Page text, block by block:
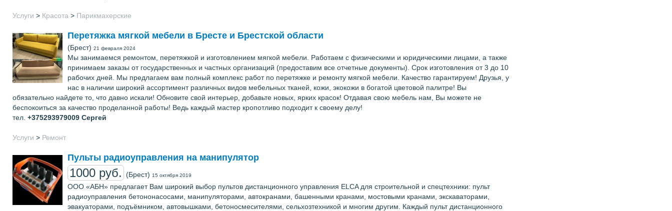
Услуги > Красота > Парикмахерские
Перетяжка мягкой мебели в Бресте и Брестской области
(Брест) 21 февраля 2024
Мы занимаемся ремонтом, перетяжкой и изготовлением мягкой мебели. Работаем с физическими и юридическими лицами, а также
принимаем заказы от государственных и частных организаций (предоставим все отчетные документы). Срок изготовления от 3 до 10
рабочих дней. Мы предлагаем вам полный комплекс работ по перетяжке и ремонту мягкой мебели. Качество гарантируем! Друзья, у
нас в наличии широкий ассортимент различных видов мебельных тканей, кожи, экокожи в богатой цветовой палитре! Вы
обязательно найдете то, что давно искали! Обновите свой интерьер, добавьте новых, ярких красок! Отдавая свою мебель нам, Вы можете не
беспокоиться за качество проделанной работы! Ведь каждый мастер кропотливо подходит к своему делу!
тел. +375293979009 Сергей
Услуги > Ремонт
Пульты радиоуправления на манипулятор
1000 руб. (Брест) 15 октября 2019
ООО «АБН» предлагает Вам широкий выбор пультов дистанционного управления ELCA для строительной и спецтехники: пульт
радиоуправления бетононасосами, манипуляторами, автокранами, башенными кранами, мостовыми кранами, экскаваторами,
эвакуаторами, подъёмником, автовышками, бетоносмесителями, сельхозтехникой и многим другим. Каждый пульт дистанционного